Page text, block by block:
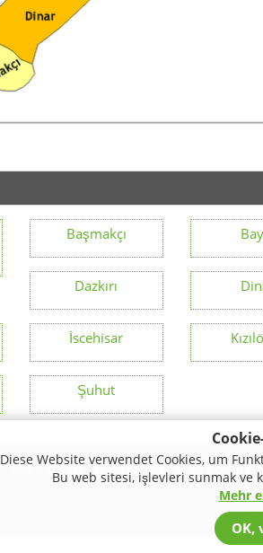
Diese Website verwendet Cookies, um
Bu web sitesi, işlevleri sunmak ve
Mehr
OK,
Başmakçı
Dazkırı
İscehisar
Şuhut
site haritası temas Şartlar ve Koşullar
© 2026